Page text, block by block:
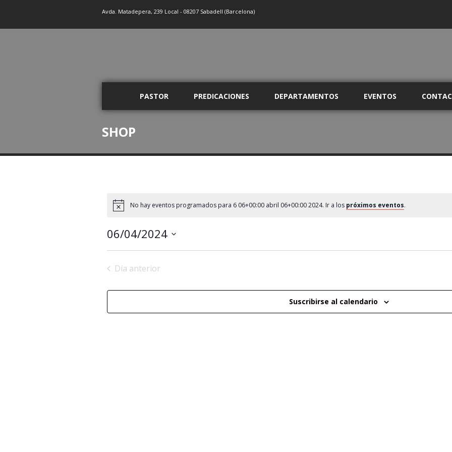
Avda. Matadepera, 239 Local - 08207 Sabadell (Barcelona)
PASTOR PREDICACIONES DEPARTAMENTOS EVENTOS
SHOP
No hay eventos programados para 6 06+00:00 abril 06+00:00 2024. Ir a los próximos eventos.
06/04/2024
Día anterior
Suscribirse al calendario